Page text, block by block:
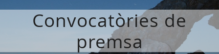
Convocatòries de
premsa